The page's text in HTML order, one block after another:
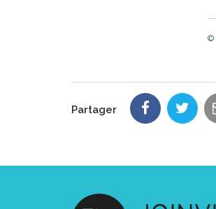
©
Partager